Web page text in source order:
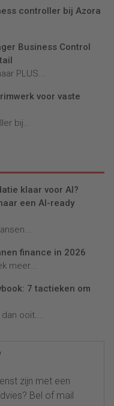
controller bij Azora
Business Control
PLUS...
voor vaste
bij...
klaar voor AI?
een AI-ready
finance in 2026
meer...
7 tactieken om
ooit....
zijn met een
Bel of mail